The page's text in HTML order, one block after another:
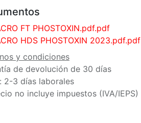
FT PHOSTOXIN.pdf.pdf
HDS PHOSTOXIN 2023.pdf.pdf
y condiciones
de devolución de 30 días
2-3 días laborales
no incluye impuestos (IVA/IEPS)